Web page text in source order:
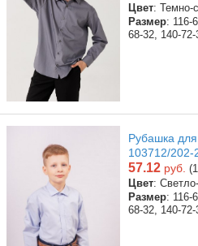
Цвет: Темно-
Размер: 116-
68-32, 140-
Рубашка
103712/202-
57.12 руб.
Цвет:
Размер: 116-
68-32, 140-